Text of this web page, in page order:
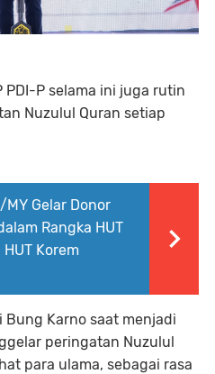
PDI-P selama ini juga rutin
Nuzulul Quran setiap
Gelar Donor
Rangka HUT
Korem
Karno saat menjadi
peringatan Nuzulul
para ulama, sebagai rasa